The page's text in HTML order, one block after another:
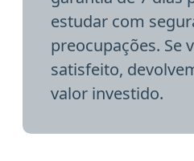
estudar com
preocupações. Se
satisfeito,
valor investido.